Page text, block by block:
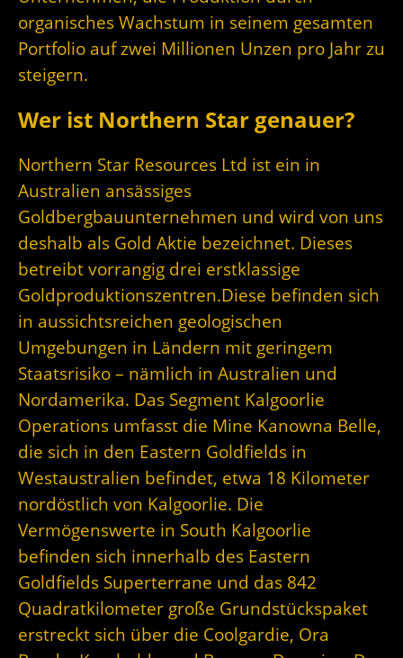
organisches Wachstum in seinem gesamten
Portfolio auf zwei Millionen Unzen pro Jahr zu
steigern.
Wer ist Northern Star genauer?
Northern Star Resources Ltd ist ein in
Australien ansässiges
Goldbergbauunternehmen und wird von uns
deshalb als Gold Aktie bezeichnet. Dieses
betreibt vorrangig drei erstklassige
Goldproduktionszentren.Diese befinden sich
in aussichtsreichen geologischen
Umgebungen in Ländern mit geringem
Staatsrisiko – nämlich in Australien und
Nordamerika. Das Segment Kalgoorlie
Operations umfasst die Mine Kanowna Belle,
die sich in den Eastern Goldfields in
Westaustralien befindet, etwa 18 Kilometer
nordöstlich von Kalgoorlie. Die
Vermögenswerte in South Kalgoorlie
befinden sich innerhalb des Eastern
Goldfields Superterrane und das 842
Quadratkilometer große Grundstückspaket
erstreckt sich über die Coolgardie, Ora